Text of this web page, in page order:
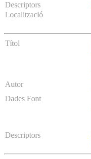
Descriptors
Localització
Títol
Autor
Dades Font
Descriptors